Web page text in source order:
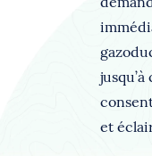
jusqu’à
et